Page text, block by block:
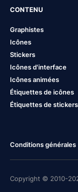
CONTENU
Graphistes
Icônes
Stickers
Icônes d'interface
Icônes animées
Étiquettes de icônes
Étiquettes de stickers
Conditions générales
Copyright © 2010-